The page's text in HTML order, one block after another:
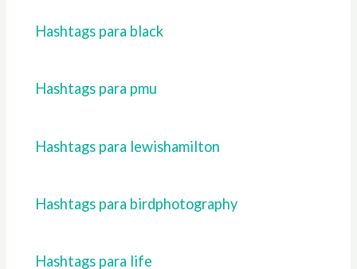
Hashtags para black
Hashtags para pmu
Hashtags para lewishamilton
Hashtags para birdphotography
Hashtags para life